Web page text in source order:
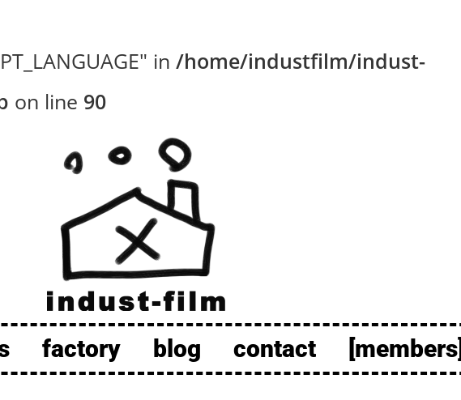
in /home/industfilm/indust-
on line 90
factory blog contact [members]